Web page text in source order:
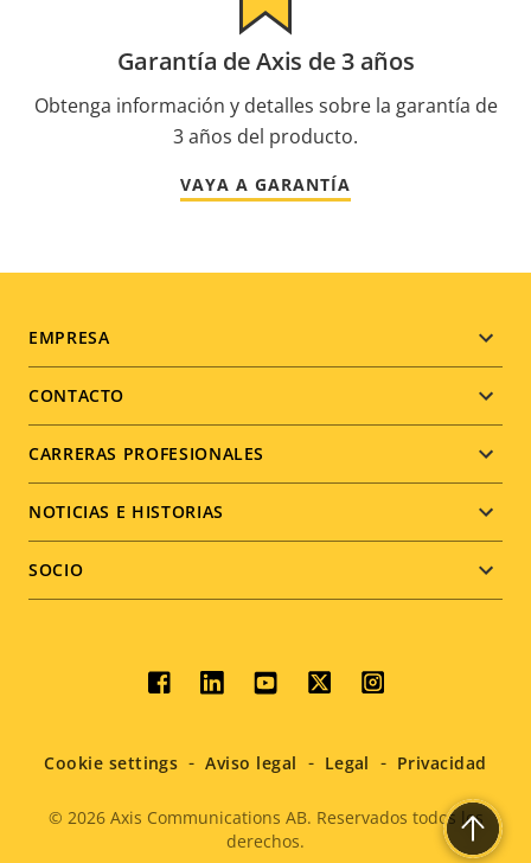
Garantía de Axis de 3 años
Obtenga información y detalles sobre la garantía de
3 años del producto.
VAYA A GARANTÍA
Footer
menu
EMPRESA
CONTACTO
CARRERAS PROFESIONALES
NOTICIAS E HISTORIAS
SOCIO
Social
menu
© 2026Axis Communications AB. Reservados todos los
derechos.
Cookie settings Aviso legal Legal Privacidad